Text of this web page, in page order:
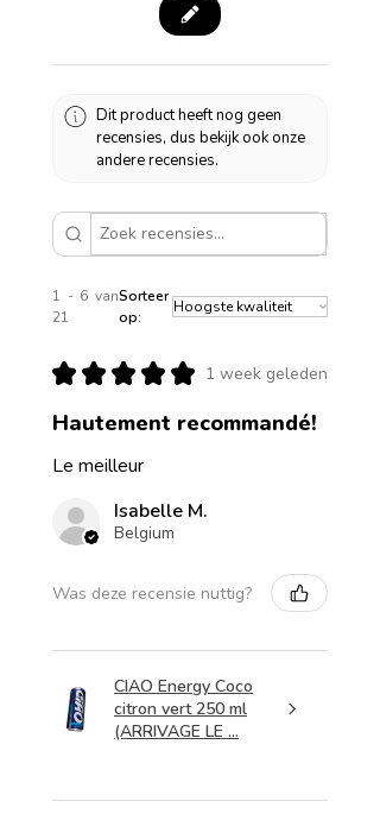
Dit product heeft nog geen
recensies, dus bekijk ook onze
andere recensies.
1 - 6 van
21
Sorteer
op:
★ ★ ★ ★ ★ 1 week geleden
Hautement recommandé!
Le meilleur
Isabelle M.
Belgium
Was deze recensie nuttig?
CIAO Energy Coco
citron vert 250 ml
(ARRIVAGE LE ...